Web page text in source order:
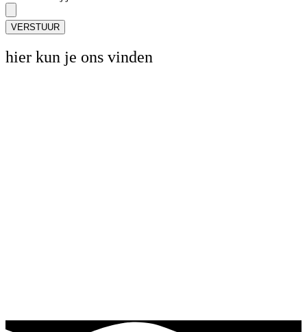
VERSTUUR
hier kun je ons vinden